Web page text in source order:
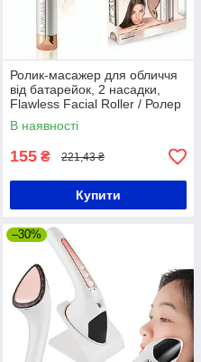
Ролик-масажер для обличчя
від батарейок, 2 насадки,
Flawless Facial Roller / Ролер
для обличчя / Роликовий
масажер
В наявності
155 ₴ 221,43 ₴
Купити
–30%